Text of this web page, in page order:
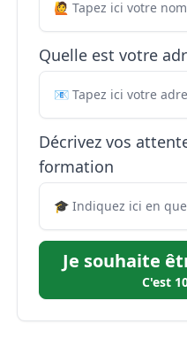
Quelle est votre
Décrivez vos
formation
Je souhaite
C'est